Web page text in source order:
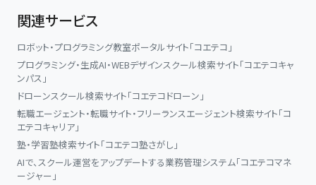
関連サービス
ロボット・プログラミング教室ポータルサイト「コエテコ」
プログラミング・生成AI・WEBデザインスクール検索サイト「コエテコキャ
ンパス」
ドローンスクール検索サイト「コエテコドローン」
転職エージェント・転職サイト・フリーランスエージェント検索サイト「コ
エテコキャリア」
塾・学習塾検索サイト「コエテコ塾さがし」
AIで、スクール運営をアップデートする業務管理システム「コエテコマネ
ージャー」